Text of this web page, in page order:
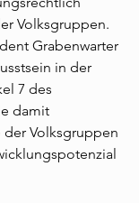
Volksgruppen.
Grabenwarter
in der
7 des
damit
Volksgruppen